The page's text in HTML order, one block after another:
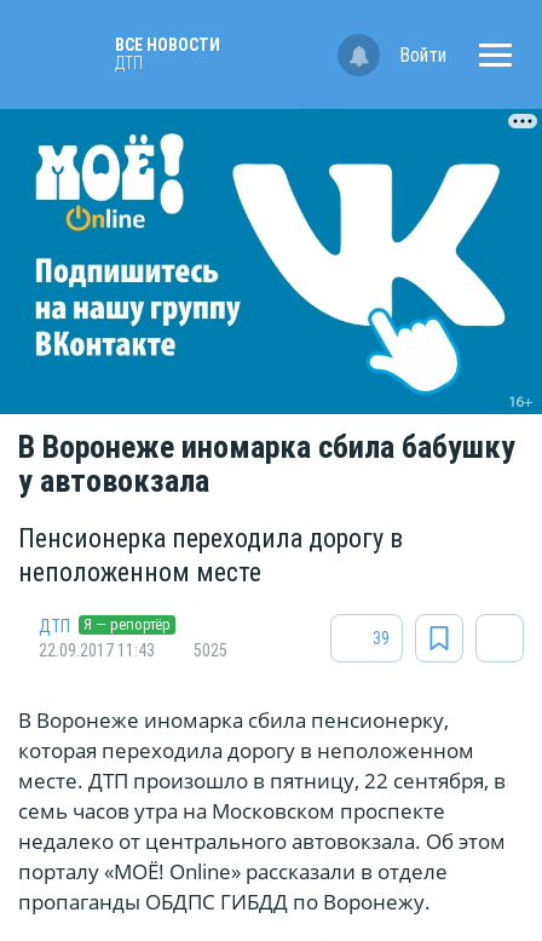
ВСЕ НОВОСТИ
ДТП
Войти
В Воронеже иномарка сбила бабушку
у автовокзала
Пенсионерка переходила дорогу в
неположенном месте
ДТП Я — репортёр
22.09.2017 11:43 5025
39
В Воронеже иномарка сбила пенсионерку,
которая переходила дорогу в неположенном
месте. ДТП произошло в пятницу, 22 сентября, в
семь часов утра на Московском проспекте
недалеко от центрального автовокзала. Об этом
порталу «МОЁ! Online» рассказали в отделе
пропаганды ОБДПС ГИБДД по Воронежу.